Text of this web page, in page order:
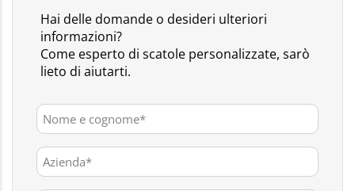
Hai delle domande o desideri ulteriori
informazioni?
Come esperto di scatole personalizzate, sarò
lieto di aiutarti.